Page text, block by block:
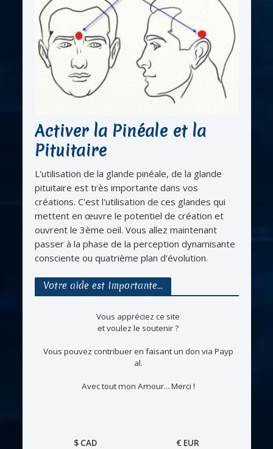
Activer la Pinéale et la
Pituitaire
L'utilisation de la glande pinéale, de la glande
pituitaire est très importante dans vos
créations. C'est l'utilisation de ces glandes qui
mettent en œuvre le potentiel de création et
ouvrent le 3ème oeil. Vous allez maintenant
passer à la phase de la perception dynamisante
consciente ou quatrième plan d'évolution.
Votre aide est Importante…
Vous appréciez ce site
et voulez le soutenir ?
Vous pouvez contribuer en faisant un don via Payp
al.
Avec tout mon Amour... Merci !
$ CAD € EUR